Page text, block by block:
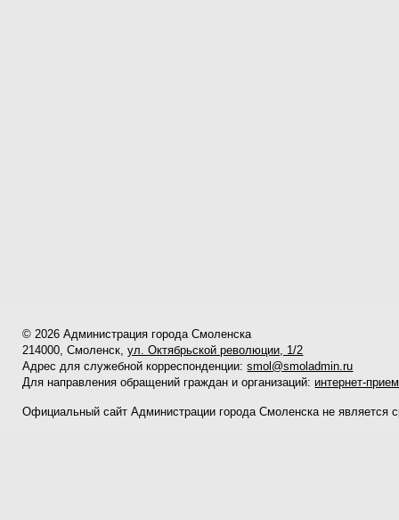
© 2026 Администрация города Смоленска
214000, Смоленск,ул. Октябрьской революции, 1/2
Адрес для служебной корреспонденции:smol@smoladmin.ru
Для направления обращений граждан и организаций: интернет-
Официальный сайт Администрации города Смоленска не является